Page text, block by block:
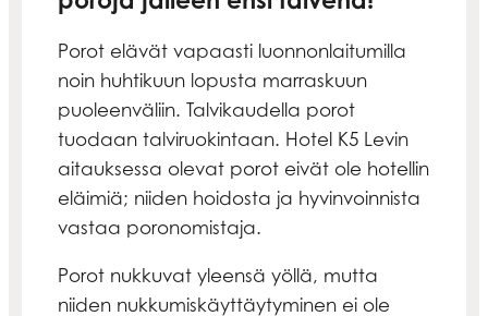
Porot elävät vapaasti luonnonlaitumilla
noin huhtikuun lopusta marraskuun
puoleenväliin. Talvikaudella porot
tuodaan talviruokintaan. Hotel K5 Levin
aitauksessa olevat porot eivät ole hotellin
eläimiä; niiden hoidosta ja hyvinvoinnista
vastaa poronomistaja.
Porot nukkuvat yleensä yöllä, mutta
niiden nukkumiskäyttäytyminen ei ole